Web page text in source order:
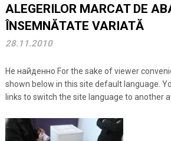
ALEGERILOR MARCAT DE
ÎNSEMNĂTATE VARIATĂ
28.11.2010
Не найденно For the sake of viewer
shown below in this site default language.
links to switch the site language to another